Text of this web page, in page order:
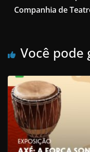
Companhia de
Você pode